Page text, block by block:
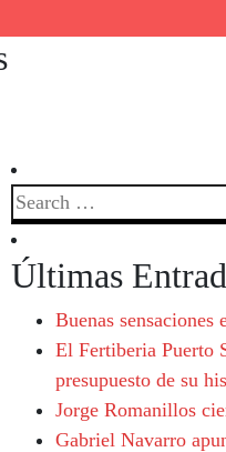
Últimas
Buenas
El Fertiberia Puerto
presupuesto de su
Jorge Romanillos
Gabriel Navarro